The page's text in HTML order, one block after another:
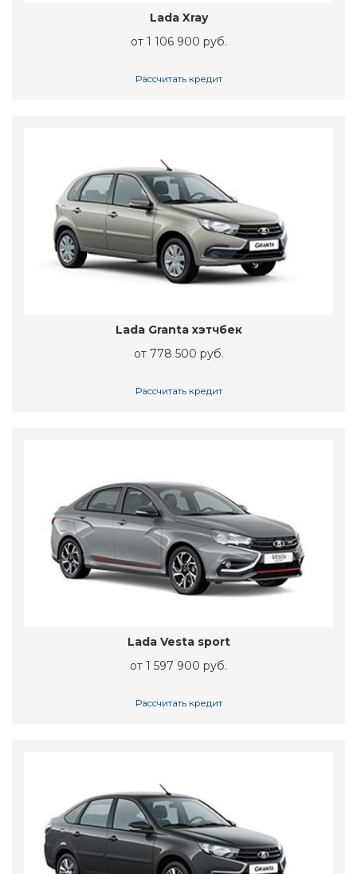
Lada Xray
от 1 106 900 руб.
Рассчитать кредит
Lada Granta хэтчбек
от 778 500 руб.
Рассчитать кредит
Lada Vesta sport
от 1 597 900 руб.
Рассчитать кредит